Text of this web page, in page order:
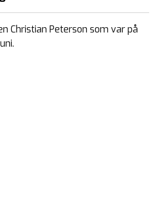
Christian Peterson som var på